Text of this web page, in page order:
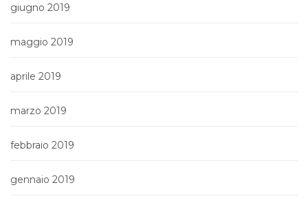
giugno 2019
maggio 2019
aprile 2019
marzo 2019
febbraio 2019
gennaio 2019